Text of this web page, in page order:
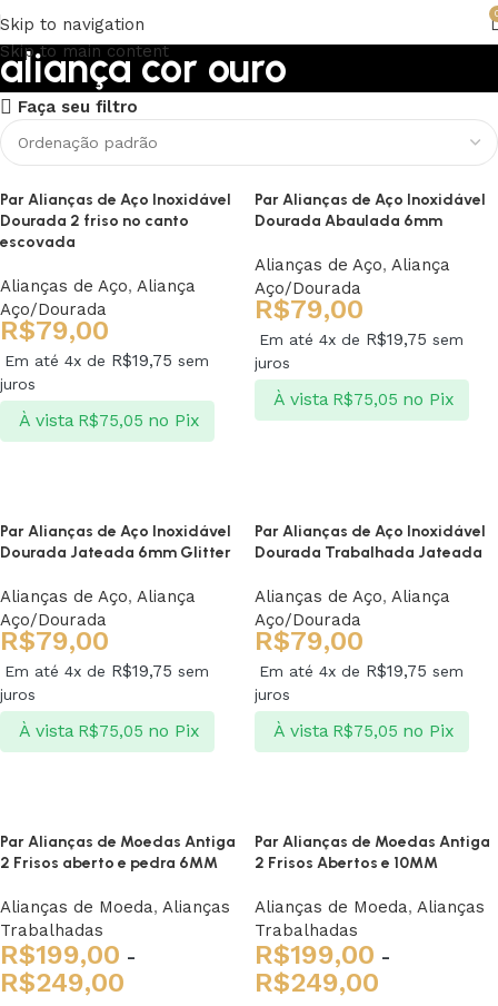
Skip to navigation
Skip to main content
aliança cor ouro
Upholstered chair
Discount 10%
Shop Now
Faça seu filtro
Par Alianças de Aço Inoxidável
Dourada 2 friso no canto
escovada
Alianças de Aço, Aliança
Aço/Dourada
R$79,00
Em até 4x de R$19,75 sem
juros
À vista R$75,05 no Pix
Par Alianças de Aço Inoxidável
Dourada Abaulada 6mm
Alianças de Aço, Aliança
Aço/Dourada
R$79,00
Em até 4x de R$19,75 sem
juros
À vista R$75,05 no Pix
Par Alianças de Aço Inoxidável
Dourada Jateada 6mm Glitter
Alianças de Aço, Aliança
Aço/Dourada
R$79,00
Em até 4x de R$19,75 sem
juros
À vista R$75,05 no Pix
Par Alianças de Aço Inoxidável
Dourada Trabalhada Jateada
Alianças de Aço, Aliança
Aço/Dourada
R$79,00
Em até 4x de R$19,75 sem
juros
À vista R$75,05 no Pix
Par Alianças de Moedas Antiga
2 Frisos aberto e pedra 6MM
Alianças de Moeda, Alianças
Trabalhadas
R$199,00 -
R$249,00
Par Alianças de Moedas Antiga
2 Frisos Abertos e 10MM
Alianças de Moeda, Alianças
Trabalhadas
R$199,00 -
R$249,00